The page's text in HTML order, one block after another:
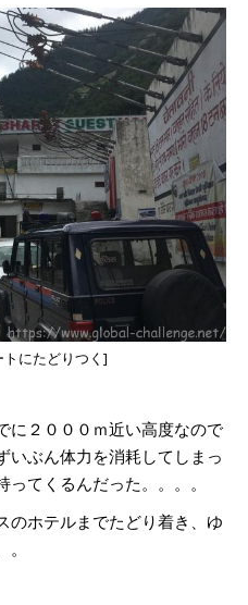
にたどりつく]
に２０００ｍ近い高度なので
いぶん体力を消耗してしまっ
てくるんだった。。。。
のホテルまでたどり着き、ゆ